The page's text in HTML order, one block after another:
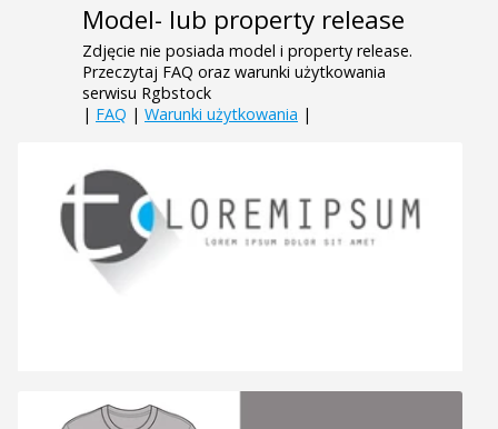
Model- lub property release
Zdjęcie nie posiada model i property release.
Przeczytaj FAQ oraz warunki użytkowania
serwisu Rgbstock
| FAQ | Warunki użytkowania |